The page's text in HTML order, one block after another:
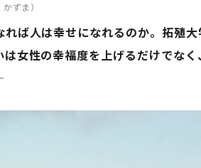
ずま）
ば人は幸せになれるのか。拓殖
女性の幸福度を上げるだけでな